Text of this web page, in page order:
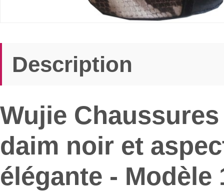
Description
Wujie
daim noir et
élégante - Modèle